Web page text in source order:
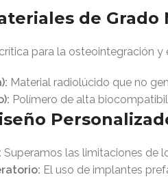
de Grado
para la osteointegración
Material radiolúcido que no
Polímero de alta
Superamos las limitaciones de
El uso de implantes